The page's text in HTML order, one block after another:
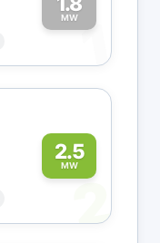
MW1
2.5
MW
2